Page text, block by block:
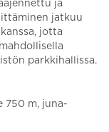
ja
jatkuu
jotta
parkkihallissa.
750 m, juna-